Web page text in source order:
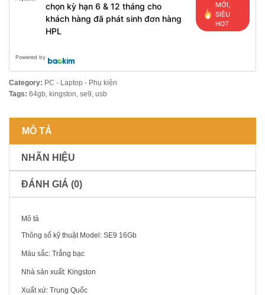
chọn kỳ hạn 6 & 12 tháng cho
khách hàng đã phát sinh đơn hàng
HPL
MỚI,
SIÊU
HOT
Powered by
Category: PC - Laptop - Phụ kiện
Tags: 64gb, kingston, se9, usb
MÔ TẢ
NHÃN HIỆU
ĐÁNH GIÁ (0)
Mô tả
Thông số kỹ thuật Model: SE9 16Gb
Màu sắc: Trắng bạc
Nhà sản xuất: Kingston
Xuất xứ: Trung Quốc